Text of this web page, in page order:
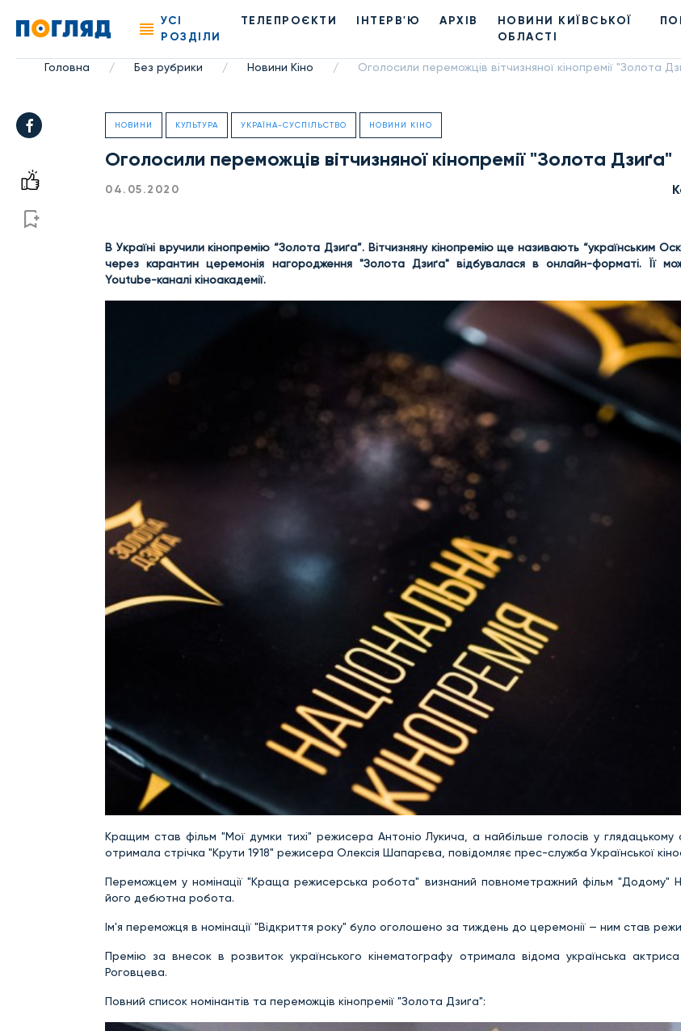
УСІ
РОЗДІЛИ
ТЕЛЕПРОЄКТИ ІНТЕРВ'Ю АРХІВ
НОВИНИ КИЇВСЬКОЇ
ОБЛАСТІ
Головна / Без рубрики / Новини Кіно / Оголосили переможців вітчизняної кінопремії "Золота
НОВИНИ КУЛЬТУРА УКРАЇНА-СУСПІЛЬСТВО НОВИНИ КІНО
Оголосили переможців вітчизняної кінопремії "Золота Дзиґа"
04.05.2020
В Україні вручили кінопремію “Золота Дзиґа”. Вітчизняну кінопремію ще називають “українським
через карантин церемонія нагородження "Золота Дзиґа" відбувалася в онлайн-форматі. Її
Youtube-каналі кіноакадемії.
Кращим став фільм "Мої думки тихі" режисера Антоніо Лукича, а найбільше голосів у глядацькому
отримала стрічка "Крути 1918" режисера Олексія Шапарєва, повідомляє прес-служба Української
Переможцем у номінації "Краща режисерська робота" визнаний повнометражний фільм "Додому"
його дебютна робота.
Ім'я переможця в номінації "Відкриття року" було оголошено за тиждень до церемонії — ним став
Премію за внесок в розвиток українського кінематографу отримала відома українська
Роговцева.
Повний список номінантів та переможців кінопремії "Золота Дзиґа":